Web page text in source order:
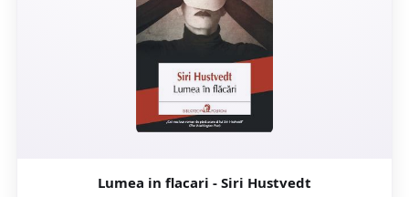
Lumea in flacari - Siri Hustvedt